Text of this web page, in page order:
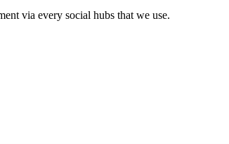
via every social hubs that we use.